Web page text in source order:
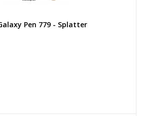
Pen 779 - Splatter